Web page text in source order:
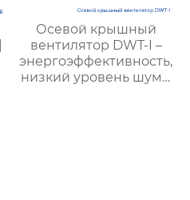
Осевой крышный
вентилятор DWT-I –
энергоэффективность,
низкий уровень шума,